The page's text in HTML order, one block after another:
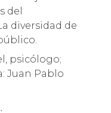
del
diversidad de
psicólogo;
Juan Pablo